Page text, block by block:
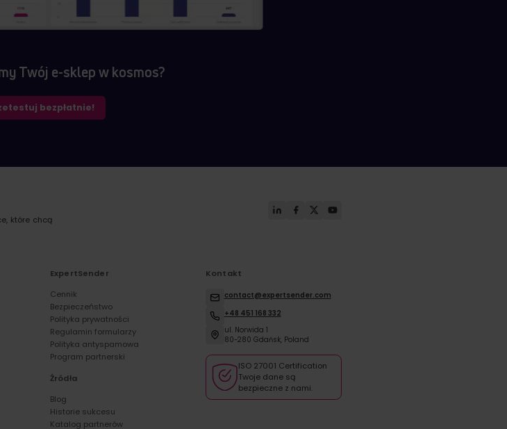
Twój e-sklep w kosmos?
bezpłatnie!
które chcą
ExpertSender
Cennik
Bezpieczeństwo
Polityka prywatności
Regulamin formularzy
Polityka antyspamowa
Program partnerski
Źródła
Blog
Historie sukcesu
Katalog partnerów
Kontakt
contact@expertsender.com
+48 451 168 332
ul. Norwida 1
80-280 Gdańsk, Poland
ISO 27001 Certification
Twoje dane są
bezpieczne z nami.